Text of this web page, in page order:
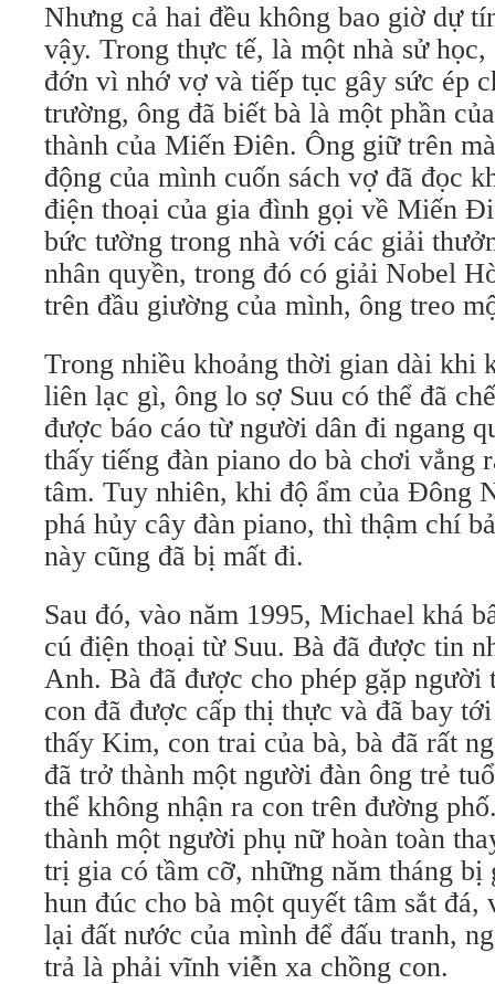
Nhưng cả hai đều không bao giờ dự
vậy. Trong thực tế, là một nhà sử
đớn vì nhớ vợ và tiếp tục gây sức ép
trường, ông đã biết bà là một phần
thành của Miến Điên. Ông giữ trên
động của mình cuốn sách vợ đã đọc
điện thoại của gia đình gọi về Miến
bức tường trong nhà với các giải
nhân quyền, trong đó có giải Nobel
trên đầu giường của mình, ông treo
Trong nhiều khoảng thời gian dài khi
liên lạc gì, ông lo sợ Suu có thể đã
được báo cáo từ người dân đi ngang
thấy tiếng đàn piano do bà chơi vẳng
tâm. Tuy nhiên, khi độ ẩm của Đông
phá hủy cây đàn piano, thì thậm chí
này cũng đã bị mất đi.
Sau đó, vào năm 1995, Michael khá
cú điện thoại từ Suu. Bà đã được tin
Anh. Bà đã được cho phép gặp
con đã được cấp thị thực và đã bay
thấy Kim, con trai của bà, bà đã rất
đã trở thành một người đàn ông trẻ
thể không nhận ra con trên đường
thành một người phụ nữ hoàn toàn
trị gia có tầm cỡ, những năm tháng bị
hun đúc cho bà một quyết tâm sắt đá,
lại đất nước của mình để đấu tranh,
trả là phải vĩnh viễn xa chồng con.